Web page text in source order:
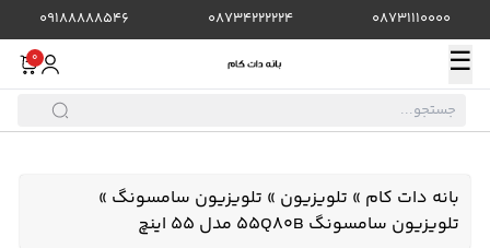
08731110000
08734222224
09188888546
☰
0
بانه دات کام » تلویزیون » تلویزیون سامسونگ »
تلویزیون سامسونگ 55Q80B مدل 55 اینچ